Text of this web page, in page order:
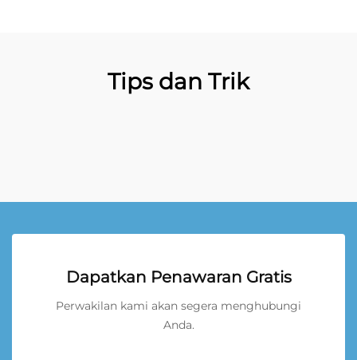
Tips dan Trik
Dapatkan Penawaran Gratis
Perwakilan kami akan segera menghubungi
Anda.